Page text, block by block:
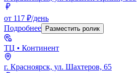
от 117 ₽/день
Подробнее
Разместить ролик
ТЦ • Континент
г. Красноярск, ул. Шахтеров, 65